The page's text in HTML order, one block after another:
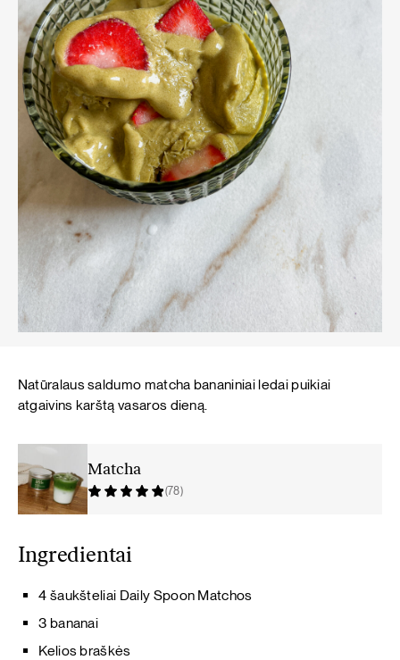
Ingredientai
4 šaukšteliai Daily Spoon Matchos
3 bananai
Kelios braškės
Natūralaus saldumo matcha bananiniai ledai puikiai
atgaivins karštą vasaros dieną.
Matcha
(78)